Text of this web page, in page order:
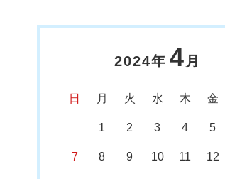
2024年 4 月
日 月 火 水 木 金
1 2 3 4 5
7 8 9 10 11 12